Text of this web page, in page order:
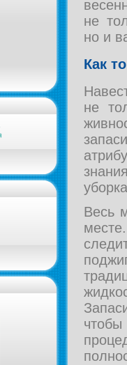
не
но и
Как
не
Весь